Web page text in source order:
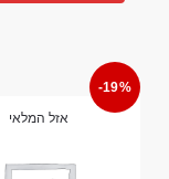
-19%
אזל המלאי